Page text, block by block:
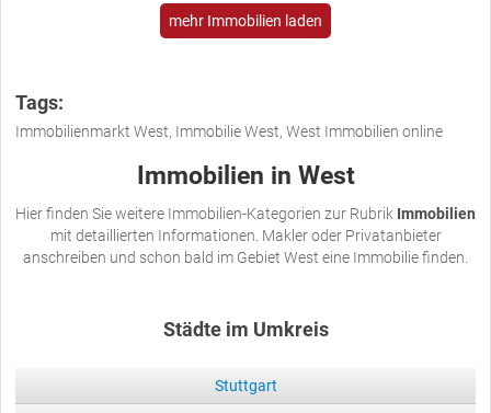
mehr Immobilien laden
Tags:
Immobilienmarkt West, Immobilie West, West Immobilien online
Immobilien in West
Hier finden Sie weitere Immobilien-Kategorien zur Rubrik Immobilien
mit detaillierten Informationen. Makler oder Privatanbieter
anschreiben und schon bald im Gebiet West eine Immobilie finden.
Städte im Umkreis
Stuttgart